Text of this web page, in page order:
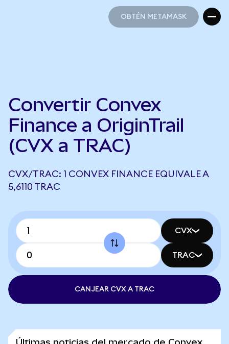
OBTÉN METAMASK
Convertir Convex
Finance a OriginTrail
(CVX a TRAC)
CVX/TRAC: 1 CONVEX FINANCE EQUIVALE A
5,6110 TRAC
CVX
TRAC
CANJEAR CVX A TRAC